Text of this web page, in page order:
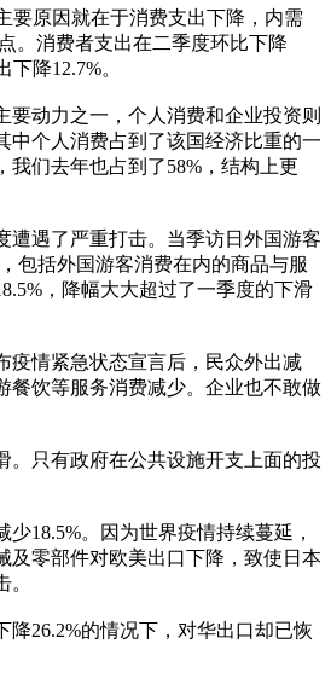
要原因就在于消费支出下降，内需
。消费者支出在二季度环比下降
降12.7%。
要动力之一，个人消费和企业投资则
中个人消费占到了该国经济比重的一
我们去年也占到了58%，结构上更
遭遇了严重打击。当季访日外国游客
包括外国游客消费在内的商品与服
，降幅大大超过了一季度的下滑
疫情紧急状态宣言后，民众外出减
餐饮等服务消费减少。企业也不敢做
。只有政府在公共设施开支上面的投
18.5%。因为世界疫情持续蔓延，
及零部件对欧美出口下降，致使日本
降26.2%的情况下，对华出口却已恢